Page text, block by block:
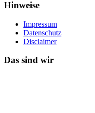
Hinweise
Impressum
Datenschutz
Disclaimer
Das sind wir